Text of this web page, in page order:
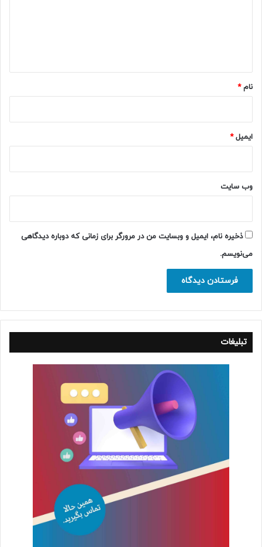
نام*
ایمیل*
وب‌ سایت
ذخیره نام، ایمیل و وبسایت من در مرورگر برای زمانی که دوباره دیدگاهی
می‌نویسم.
تبلیغات